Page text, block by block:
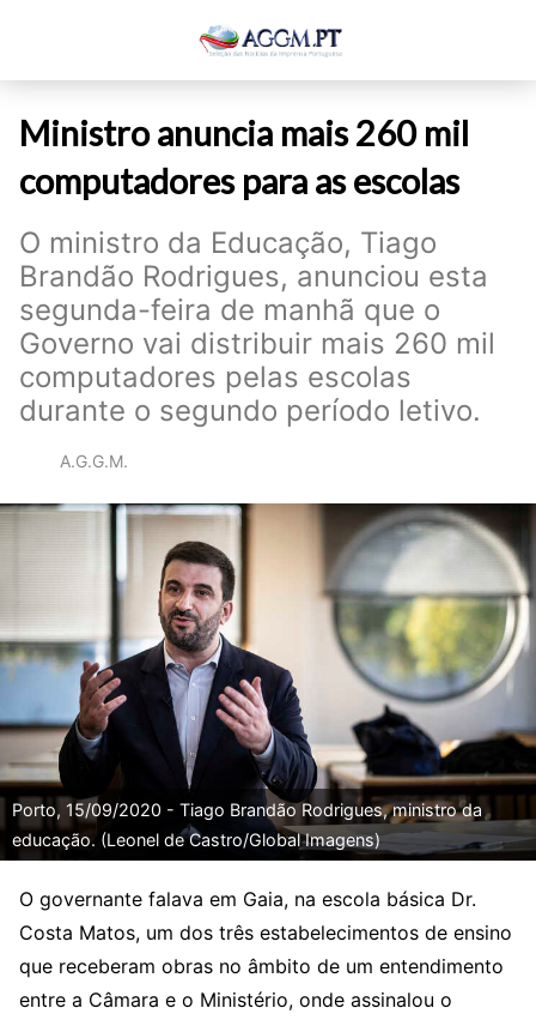
Ministro anuncia mais 260 mil
computadores para as escolas
O ministro da Educação, Tiago
Brandão Rodrigues, anunciou esta
segunda-feira de manhã que o
Governo vai distribuir mais 260 mil
computadores pelas escolas
durante o segundo período letivo.
A.G.G.M.
Porto, 15/09/2020 - Tiago Brandão Rodrigues, ministro da
educação. (Leonel de Castro/Global Imagens)
O governante falava em Gaia, na escola básica Dr.
Costa Matos, um dos três estabelecimentos de ensino
que receberam obras no âmbito de um entendimento
entre a Câmara e o Ministério, onde assinalou o